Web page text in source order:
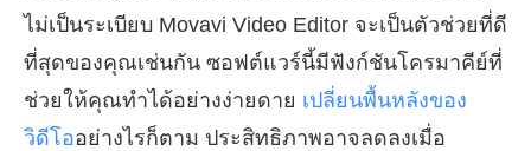
ไม่เป็นระเบียบ Movavi Video Editor จะเป็นตัวช่วยที่ดี
ที่สุดของคุณเช่นกัน ซอฟต์แวร์นี้มีฟังก์ชันโครมาคีย์ที่
ช่วยให้คุณทำได้อย่างง่ายดาย เปลี่ยนพื้นหลังของ
วิดีโออย่างไรก็ตาม ประสิทธิภาพอาจลดลงเมื่อ